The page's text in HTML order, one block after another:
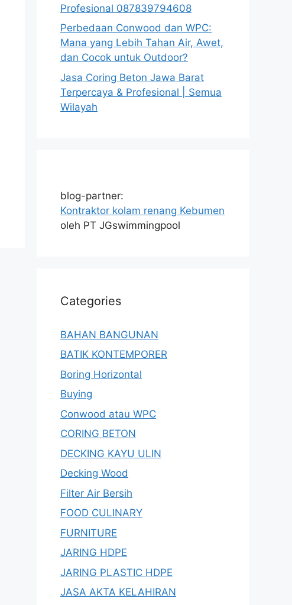
Profesional 087839794608
Perbedaan Conwood dan WPC:
Mana yang Lebih Tahan Air, Awet,
dan Cocok untuk Outdoor?
Jasa Coring Beton Jawa Barat
Terpercaya & Profesional | Semua
Wilayah
blog-partner:
Kontraktor kolam renang Kebumen
oleh PT JGswimmingpool
Categories
BAHAN BANGUNAN
BATIK KONTEMPORER
Boring Horizontal
Buying
Conwood atau WPC
CORING BETON
DECKING KAYU ULIN
Decking Wood
Filter Air Bersih
FOOD CULINARY
FURNITURE
JARING HDPE
JARING PLASTIC HDPE
JASA AKTA KELAHIRAN